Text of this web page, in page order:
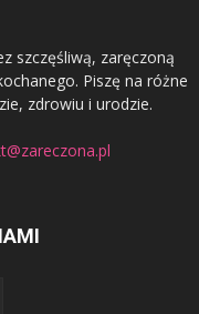
szczęśliwą, zaręczoną
Piszę na różne
zdrowiu i urodzie.